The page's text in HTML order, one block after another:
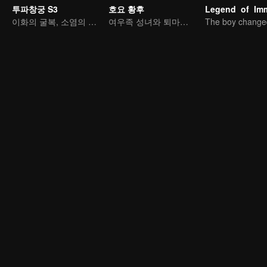
투파창궁 S3
이화의 굴복, 소염의 불노화련
호요 황후
여우족 성녀와 퇴마사의 대결